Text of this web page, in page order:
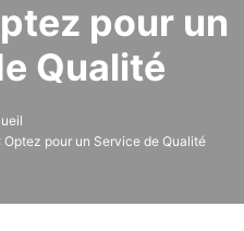
pour un
Qualité
Optez pour un Service de Qualité